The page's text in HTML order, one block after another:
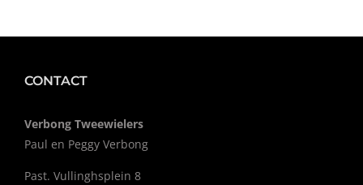
CONTACT
Verbong Tweewielers
Paul en Peggy Verbong
Past. Vullinghsplein 8